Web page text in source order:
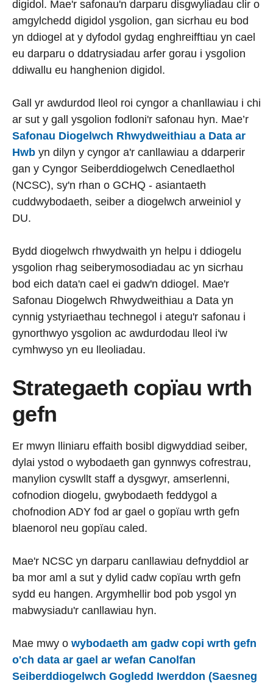
digidol. Mae'r safonau'n darparu disgwyliadau clir o
amgylchedd digidol ysgolion, gan sicrhau eu bod
yn ddiogel at y dyfodol gydag enghreifftiau yn cael
eu darparu o ddatrysiadau arfer gorau i ysgolion
ddiwallu eu hanghenion digidol.
Gall yr awdurdod lleol roi cyngor a chanllawiau i chi
ar sut y gall ysgolion fodloni'r safonau hyn. Mae’r
Safonau Diogelwch Rhwydweithiau a Data ar
Hwb yn dilyn y cyngor a'r canllawiau a ddarperir
gan y Cyngor Seiberddiogelwch Cenedlaethol
(NCSC), sy'n rhan o GCHQ - asiantaeth
cuddwybodaeth, seiber a diogelwch arweiniol y
DU.
Bydd diogelwch rhwydwaith yn helpu i ddiogelu
ysgolion rhag seiberymosodiadau ac yn sicrhau
bod eich data'n cael ei gadw'n ddiogel. Mae'r
Safonau Diogelwch Rhwydweithiau a Data yn
cynnig ystyriaethau technegol i ategu'r safonau i
gynorthwyo ysgolion ac awdurdodau lleol i'w
cymhwyso yn eu lleoliadau.
Strategaeth copïau wrth
gefn
Er mwyn lliniaru effaith bosibl digwyddiad seiber,
dylai ystod o wybodaeth gan gynnwys cofrestrau,
manylion cyswllt staff a dysgwyr, amserlenni,
cofnodion diogelu, gwybodaeth feddygol a
chofnodion ADY fod ar gael o gopïau wrth gefn
blaenorol neu gopïau caled.
Mae'r NCSC yn darparu canllawiau defnyddiol ar
ba mor aml a sut y dylid cadw copïau wrth gefn
sydd eu hangen. Argymhellir bod pob ysgol yn
mabwysiadu'r canllawiau hyn.
Mae mwy o wybodaeth am gadw copi wrth gefn
o'ch data ar gael ar wefan Canolfan
Seiberddiogelwch Gogledd Iwerddon (Saesneg